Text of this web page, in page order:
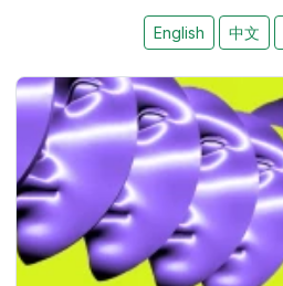
English 中文